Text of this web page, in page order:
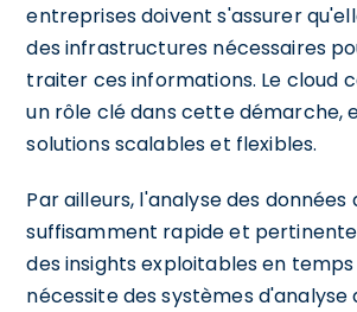
entreprises doivent s'assurer
des infrastructures nécessaires
traiter ces informations. Le cloud
un rôle clé dans cette démarche,
solutions scalables et flexibles.
Par ailleurs, l'analyse des
suffisamment rapide et
des insights exploitables en
nécessite des systèmes d'analyse